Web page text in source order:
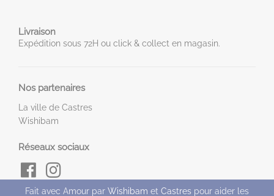
Livraison
Expédition sous 72H ou click & collect en magasin.
Nos partenaires
La ville de Castres
Wishibam
Réseaux sociaux
Fait avec Amour par Wishibam et Castres pour aider les